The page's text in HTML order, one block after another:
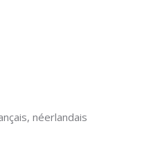
néerlandais